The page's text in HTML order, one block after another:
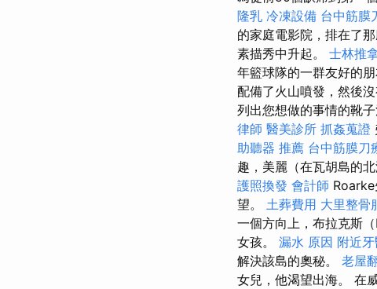
隆乳 冷凍設備 台中筋膜
的家庭電影院，排在了
素描秀中升起。 士林推
年籃球隊的一群友好的
配備了火山噴發，然後
列出您想做的事情的靴
律師 醫美診所 抓姦蒐證
助聽器 推薦 台中筋膜刀
趣，美麗（在瓦胡島的
護照換發 會計師
望。 土葬費用 大里整骨
一個方向上，布拉克斯
女孩。 漏水 原因 附近
解決該島的奧秘。 老屋
女兒，他渴望出海。 在